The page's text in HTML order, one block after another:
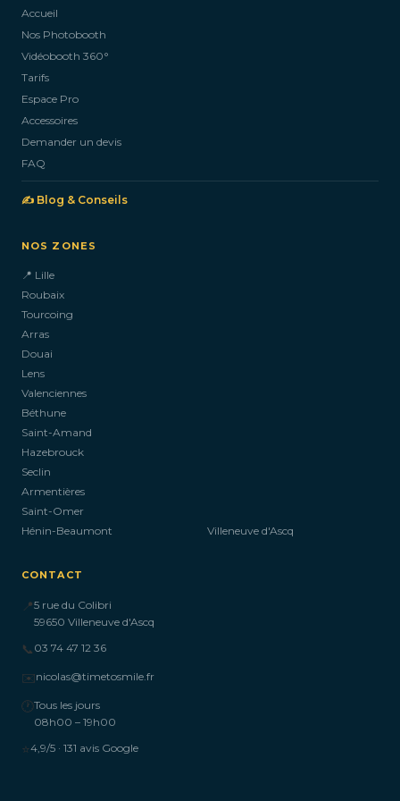
Accueil
Nos Photobooth
Vidéobooth 360°
Tarifs
Espace Pro
Accessoires
Demander un devis
FAQ
✍️ Blog & Conseils
NOS ZONES
📍 Lille
Roubaix
Tourcoing
Arras
Douai
Lens
Valenciennes
Béthune
Saint-Amand
Hazebrouck
Seclin
Armentières
Saint-Omer
Hénin-Beaumont
Villeneuve d'Ascq
CONTACT
📍5 rue du Colibri
59650 Villeneuve d'Ascq
📞 03 74 47 12 36
✉️nicolas@timetosmile.fr
🕐Tous les jours
08h00 – 19h00
⭐4,9/5 · 131 avis Google